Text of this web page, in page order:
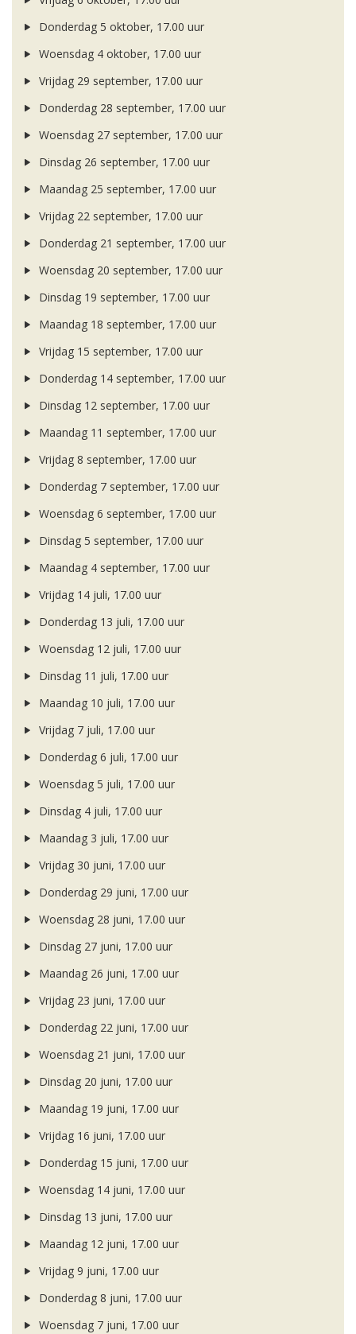
Donderdag 5 oktober, 17.00 uur
Woensdag 4 oktober, 17.00 uur
Vrijdag 29 september, 17.00 uur
Donderdag 28 september, 17.00 uur
Woensdag 27 september, 17.00 uur
Dinsdag 26 september, 17.00 uur
Maandag 25 september, 17.00 uur
Vrijdag 22 september, 17.00 uur
Donderdag 21 september, 17.00 uur
Woensdag 20 september, 17.00 uur
Dinsdag 19 september, 17.00 uur
Maandag 18 september, 17.00 uur
Vrijdag 15 september, 17.00 uur
Donderdag 14 september, 17.00 uur
Dinsdag 12 september, 17.00 uur
Maandag 11 september, 17.00 uur
Vrijdag 8 september, 17.00 uur
Donderdag 7 september, 17.00 uur
Woensdag 6 september, 17.00 uur
Dinsdag 5 september, 17.00 uur
Maandag 4 september, 17.00 uur
Vrijdag 14 juli, 17.00 uur
Donderdag 13 juli, 17.00 uur
Woensdag 12 juli, 17.00 uur
Dinsdag 11 juli, 17.00 uur
Maandag 10 juli, 17.00 uur
Vrijdag 7 juli, 17.00 uur
Donderdag 6 juli, 17.00 uur
Woensdag 5 juli, 17.00 uur
Dinsdag 4 juli, 17.00 uur
Maandag 3 juli, 17.00 uur
Vrijdag 30 juni, 17.00 uur
Donderdag 29 juni, 17.00 uur
Woensdag 28 juni, 17.00 uur
Dinsdag 27 juni, 17.00 uur
Maandag 26 juni, 17.00 uur
Vrijdag 23 juni, 17.00 uur
Donderdag 22 juni, 17.00 uur
Woensdag 21 juni, 17.00 uur
Dinsdag 20 juni, 17.00 uur
Maandag 19 juni, 17.00 uur
Vrijdag 16 juni, 17.00 uur
Donderdag 15 juni, 17.00 uur
Woensdag 14 juni, 17.00 uur
Dinsdag 13 juni, 17.00 uur
Maandag 12 juni, 17.00 uur
Vrijdag 9 juni, 17.00 uur
Donderdag 8 juni, 17.00 uur
Woensdag 7 juni, 17.00 uur